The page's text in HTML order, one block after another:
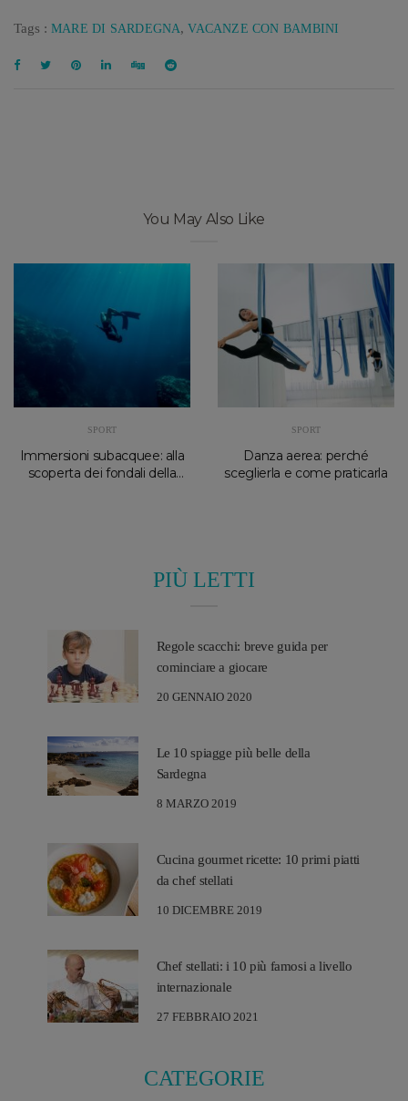
Tags : MARE DI SARDEGNA,VACANZE CON BAMBINI
You May Also Like
SPORT
Immersioni subacquee: alla
scoperta dei fondali della
SPORT
Danza aerea: perché
sceglierla e come praticarla
PIÙ LETTI
Regole scacchi: breve guida per
cominciare a giocare
20 GENNAIO 2020
Le 10 spiagge più belle della
Sardegna
8 MARZO 2019
Cucina gourmet ricette: 10 primi piatti
da chef stellati
10 DICEMBRE 2019
Chef stellati: i 10 più famosi a livello
internazionale
27 FEBBRAIO 2021
CATEGORIE